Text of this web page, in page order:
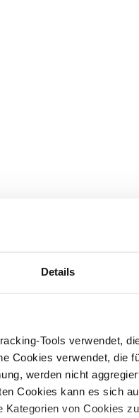
Details
Tools verwendet,
Cookies verwendet, die
werden nicht
Cookies kann es sich
von Cookies